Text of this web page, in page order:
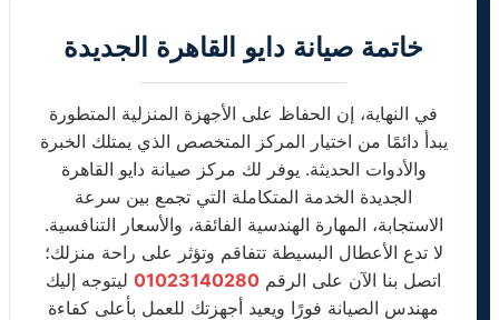
خاتمة صيانة دايو القاهرة الجديدة
في النهاية، إن الحفاظ على الأجهزة المنزلية المتطورة
يبدأ دائمًا من اختيار المركز المتخصص الذي يمتلك الخبرة
والأدوات الحديثة. يوفر لك مركز صيانة دايو القاهرة
الجديدة الخدمة المتكاملة التي تجمع بين سرعة
الاستجابة، المهارة الهندسية الفائقة، والأسعار التنافسية.
لا تدع الأعطال البسيطة تتفاقم وتؤثر على راحة منزلك؛
اتصل بنا الآن على الرقم 01023140280 ليتوجه إليك
مهندس الصيانة فورًا ويعيد أجهزتك للعمل بأعلى كفاءة